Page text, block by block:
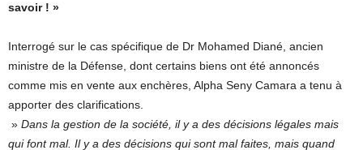
savoir ! »
Interrogé sur le cas spécifique de Dr Mohamed Diané, ancien
ministre de la Défense, dont certains biens ont été annoncés
comme mis en vente aux enchères, Alpha Seny Camara a tenu à
apporter des clarifications.
» Dans la gestion de la société, il y a des décisions légales mais
qui font mal. Il y a des décisions qui sont mal faites, mais quand